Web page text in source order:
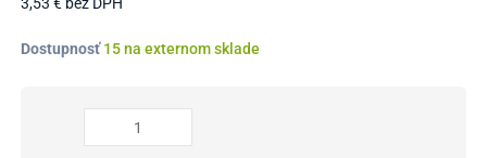
Dostupnosť 15 na externom sklade
množstvo